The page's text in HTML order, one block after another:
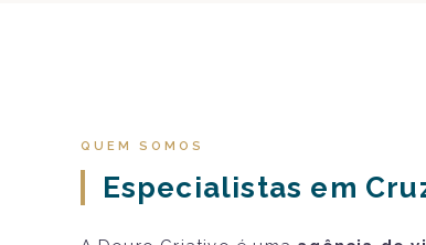
QUEM SOMOS
Especialistas em